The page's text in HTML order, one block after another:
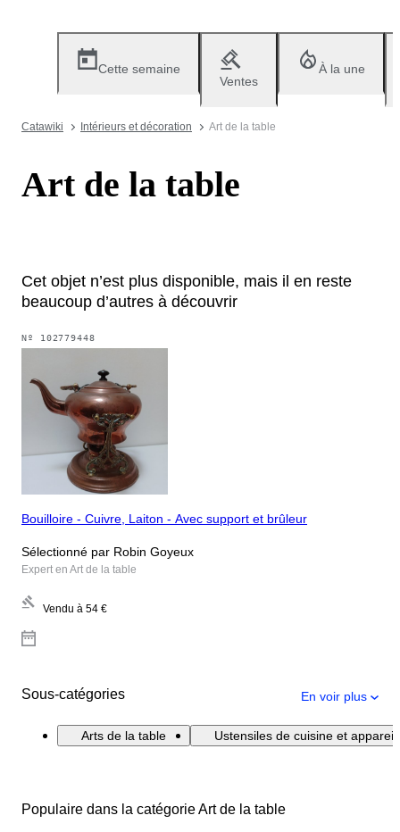
Cette semaine
Ventes
À la une
Catawiki Intérieurs et décoration Art de la table
Art de la table
Cet objet n’est plus disponible, mais il en reste
beaucoup d’autres à découvrir
Nº 102779448
Bouilloire - Cuivre, Laiton - Avec support et brûleur
Sélectionné par Robin Goyeux
Expert en Art de la table
Vendu à 54 €
Sous-catégories En voir plus
Arts de la table Ustensiles de cuisine et
Populaire dans la catégorie Art de la table